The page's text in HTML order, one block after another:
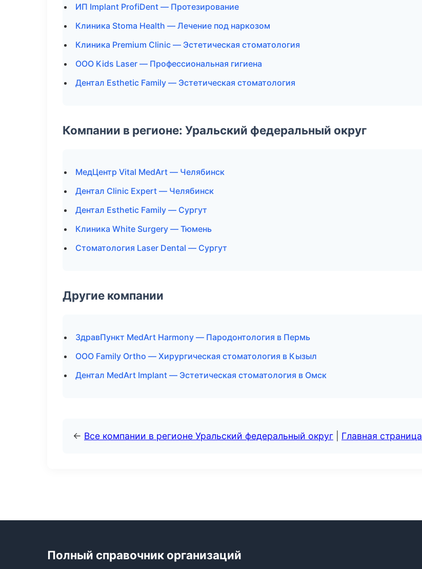
ИП Implant ProfiDent — Протезирование
Клиника Stoma Health — Лечение под наркозом
Клиника Premium Clinic — Эстетическая стоматология
ООО Kids Laser — Профессиональная гигиена
Дентал Esthetic Family — Эстетическая стоматология
Компании в регионе: Уральский федеральный округ
МедЦентр Vital MedArt — Челябинск
Дентал Clinic Expert — Челябинск
Дентал Esthetic Family — Сургут
Клиника White Surgery — Тюмень
Стоматология Laser Dental — Сургут
Другие компании
ЗдравПункт MedArt Harmony — Пародонтология в Пермь
ООО Family Ortho — Хирургическая стоматология в Кызыл
Дентал MedArt Implant — Эстетическая стоматология в Омск
← Все компании в регионе Уральский федеральный округ Главная страница
Полный справочник организаций